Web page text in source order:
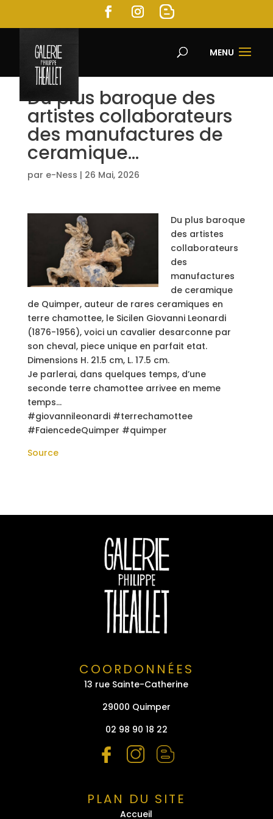
MENU
Du plus baroque des
artistes collaborateurs
des manufactures de
ceramique…
par e-Ness | 26 Mai, 2026
Du plus baroque
des artistes
collaborateurs
des
manufactures
de ceramique
de Quimper, auteur de rares ceramiques en
terre chamottee, le Sicilen Giovanni Leonardi
(1876-1956), voici un cavalier desarconne par
son cheval, piece unique en parfait etat.
Dimensions H. 21.5 cm, L. 17.5 cm.
Je parlerai, dans quelques temps, d’une
seconde terre chamottee arrivee en meme
temps…
#giovannileonardi #terrechamottee
#FaiencedeQuimper #quimper
Source
COORDONNÉES
13 rue Sainte-Catherine
29000 Quimper
02 98 90 18 22
PLAN DU SITE
Accueil